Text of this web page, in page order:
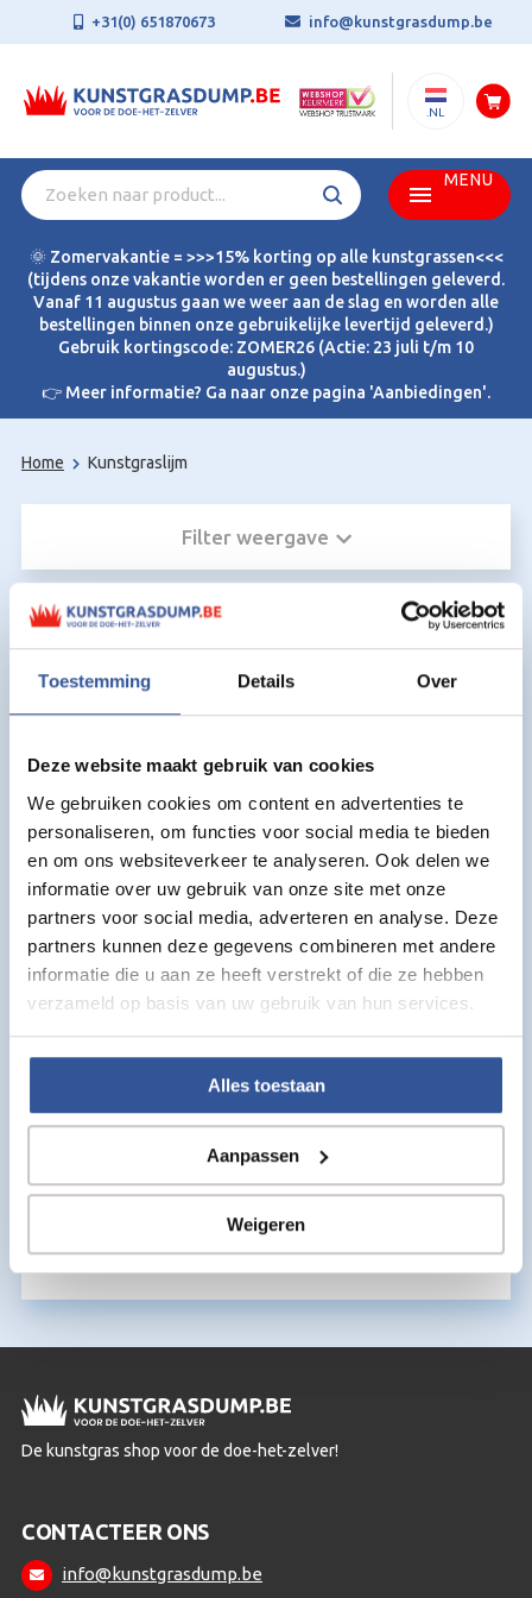
Toestemming Details Over
Deze website maakt gebruik van cookies
We gebruiken cookies om content en advertenties te
personaliseren, om functies voor social media te bieden
en om ons websiteverkeer te analyseren. Ook delen we
informatie over uw gebruik van onze site met onze
partners voor social media, adverteren en analyse. Deze
partners kunnen deze gegevens combineren met andere
informatie die u aan ze heeft verstrekt of die ze hebben
verzameld op basis van uw gebruik van hun services.
Alles toestaan
Aanpassen
Weigeren
+31(0) 651870673 info@kunstgrasdump.be
.NL
MENU
🌞 Zomervakantie = >>>15% korting op alle kunstgrassen<<<
(tijdens onze vakantie worden er geen bestellingen geleverd.
Vanaf 11 augustus gaan we weer aan de slag en worden alle
bestellingen binnen onze gebruikelijke levertijd geleverd.)
Gebruik kortingscode: ZOMER26 (Actie: 23 juli t/m 10
augustus.)
👉 Meer informatie? Ga naar onze pagina 'Aanbiedingen'.
Home Kunstgraslijm
Filter weergave
Kunstgras voor Kunstgraslijm:
Kunstgraslijm Ultrafix – 500 ml
De kunstgras shop voor de doe-het-zelver!
CONTACTEER ONS
info@kunstgrasdump.be